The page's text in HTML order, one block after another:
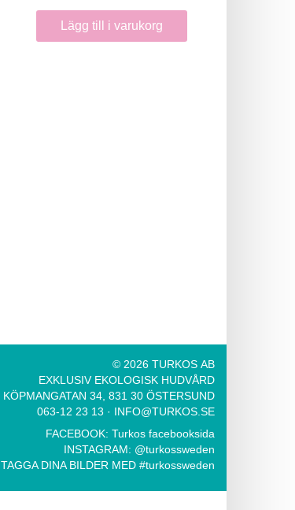
Lägg till i varukorg
© 2026 TURKOS AB
EXKLUSIV EKOLOGISK HUDVÅRD
KÖPMANGATAN 34, 831 30 ÖSTERSUND
063-12 23 13 · INFO@TURKOS.SE
FACEBOOK: Turkos facebooksida
INSTAGRAM: @turkossweden
TAGGA DINA BILDER MED #turkossweden